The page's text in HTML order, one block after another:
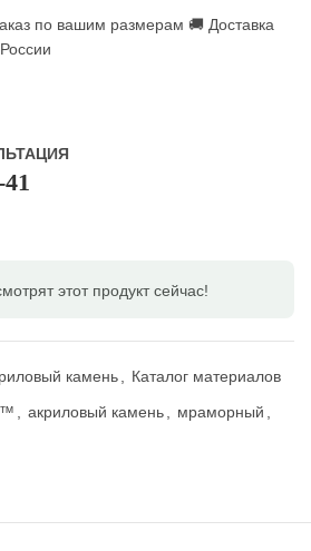
по вашим размерам 🚚 Доставка
этот продукт сейчас!
камень
Каталог материалов
акриловый камень мраморный